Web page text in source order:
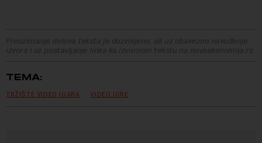
Preuzimanje delova teksta je dozvoljeno, ali uz obavezno navođenje
izvora i uz postavljanje linka ka izvornom tekstu na novaekonomija.rs
TEMA:
TRŽIŠTE VIDEO IGARA VIDEO IGRE